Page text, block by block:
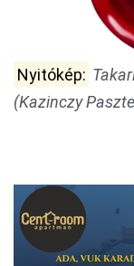
Nyitókép:
(Kazinczy